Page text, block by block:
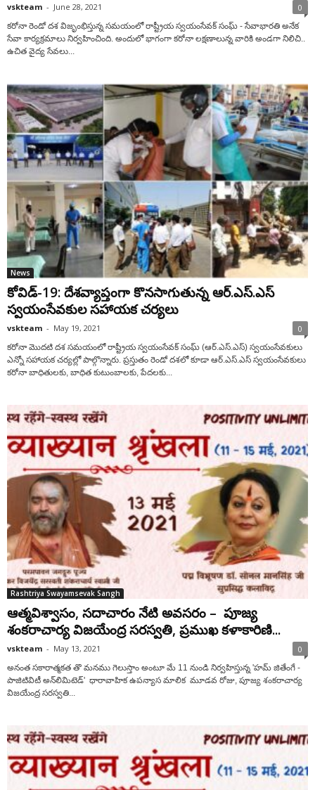
vskteam - June 28, 2021 0
కరోనా రెండో ద‌శ విజృంభిస్తున్న స‌మ‌యంలో రాష్ట్రీయ స్వ‌యంసేవ‌క్ సంఘ్ - సేవాభార‌తి అనేక
సేవా కార్య‌క్ర‌మాలు నిర్వ‌హించింది. అందులో భాగంగా క‌రోనా ల‌క్ష‌ణాలున్న వారికి అండగా నిలిచి..
ఉచిత వైద్య సేవలు...
News
కోవిడ్‌-19: దేశ‌వ్యాప్తంగా కొన‌సాగుతున్న ఆర్‌.ఎస్‌.ఎస్‌
స్వ‌యంసేవ‌కుల స‌హాయ‌క చ‌ర్య‌లు
vskteam - May 19, 2021 0
కరోనా మొదటి ద‌శ స‌మ‌యంలో రాష్ట్రీయ స్వ‌యంసేవక్ సం‌ఘ్ (ఆర్‌.ఎస్‌.ఎస్‌) స్వ‌యంసేవ‌‌కులు
ఎన్నో స‌హాయ‌క చ‌ర్య‌ల్లో పాల్గొన్నారు. ప్ర‌స్తుతం రెండో ద‌శ‌లో కూడా ఆర్‌.ఎస్‌.ఎస్ స్వయంసేవకులు
క‌రోనా బాధితుల‌కు, బాధిత కుటుంబాలకు, పేదలకు...
Rashtriya Swayamsevak Sangh
ఆత్మవిశ్వాసం, సదాచారం నేటి అవసరం – పూజ్య
శంకరాచార్య విజయేంద్ర సరస్వతి, ప్రముఖ కళాకారిణి...
vskteam - May 13, 2021 0
అనంత సకారాత్మకత తొ మనము గెలుస్తాం అంటూ మే 11 నుండి నిర్వహిస్తున్న 'హమ్ జితేంగే -
పాజిటివిటీ అన్‌లిమిటెడ్' ధారావాహిక ఉపన్యాస మాలిక మూడవ రోజు, పూజ్య శంకరాచార్య
విజయేంద్ర సరస్వతి...